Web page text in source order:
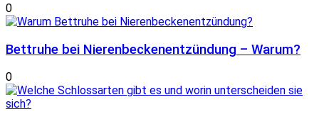
0
Bettruhe bei Nierenbeckenentzündung – Warum?
0